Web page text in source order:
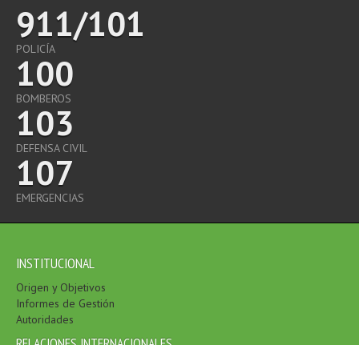
911/101
POLICÍA
100
BOMBEROS
103
DEFENSA CIVIL
107
EMERGENCIAS
INSTITUCIONAL
Origen y Objetivos
Informes de Gestión
Autoridades